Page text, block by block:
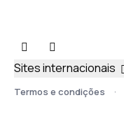
Termos e condições
Sites internacionais